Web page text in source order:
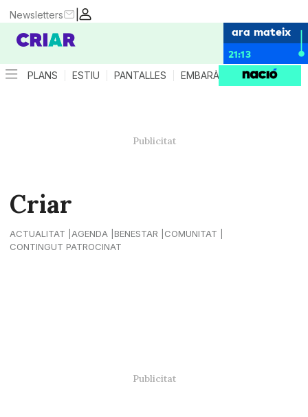
|
Newsletters
ara mateix
21:13
PLANS ESTIU PANTALLES EMBARÀS CRIANÇA
Criar
ACTUALITAT AGENDA BENESTAR
COMUNITAT
CONTINGUT PATROCINAT